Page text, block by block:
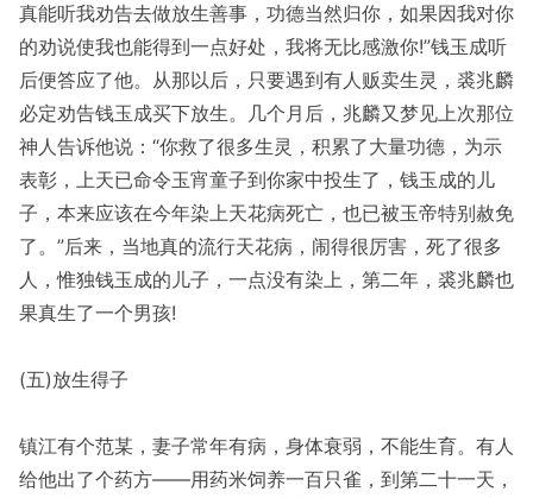
真能听我劝告去做放生善事，功德当然归你，如果因我对你
的劝说使我也能得到一点好处，我将无比感激你!”钱玉成听
后便答应了他。从那以后，只要遇到有人贩卖生灵，裘兆麟
必定劝告钱玉成买下放生。几个月后，兆麟又梦见上次那位
神人告诉他说：“你救了很多生灵，积累了大量功德，为示
表彰，上天已命令玉宵童子到你家中投生了，钱玉成的儿
子，本来应该在今年染上天花病死亡，也已被玉帝特别赦免
了。”后来，当地真的流行天花病，闹得很厉害，死了很多
人，惟独钱玉成的儿子，一点没有染上，第二年，裘兆麟也
果真生了一个男孩!
(五)放生得子
镇江有个范某，妻子常年有病，身体衰弱，不能生育。有人
给他出了个药方——用药米饲养一百只雀，到第二十一天，